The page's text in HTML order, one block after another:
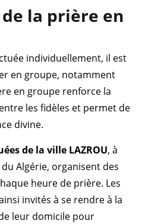
la prière en
individuellement, il est
en groupe, notamment
en groupe renforce la
les fidèles et permet de
divine.
de la ville LAZROU, à
Algérie, organisent des
heure de prière. Les
invités à se rendre à la
leur domicile pour